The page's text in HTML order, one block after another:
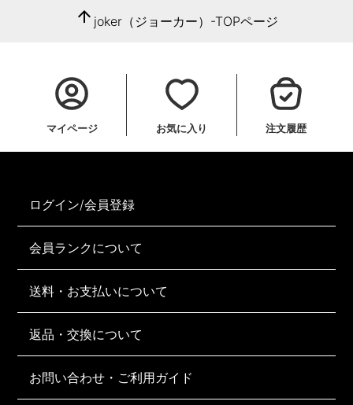
arrow_upward joker（ジョーカー）-TOPページ
マイページ お気に入り 注文履歴
ログイン/会員登録
会員ランクについて
送料・お支払いについて
返品・交換について
お問い合わせ・ご利用ガイド